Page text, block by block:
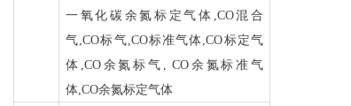
一氧化碳余氮标定气体,CO混合
气,CO标气,CO标准气体,CO标定气
体,CO余氮标气, CO余氮标准气
体,CO余氮标定气体